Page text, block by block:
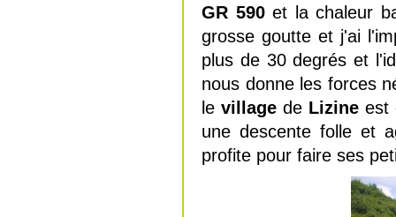
GR 590et la chaleur
grosse goutte et j'ai
plus de 30 degrés et
nous donne les forces
le villagede Lizineest
une descente folle et
profite pour faire ses